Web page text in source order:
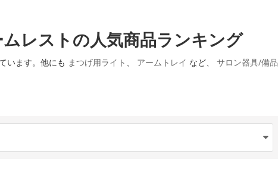
ムレストの人気商品ランキング
います。他にも まつげ用ライト 、 アームトレイ など、 サロン器具/備品